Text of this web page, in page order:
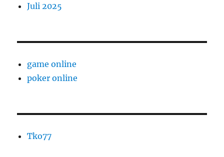
Juli 2025
game online
poker online
Tko77